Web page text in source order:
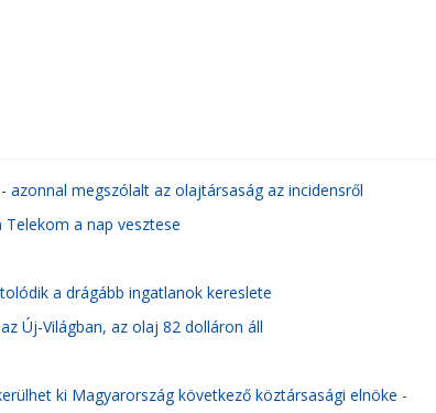
megszólalt az olajtársaság az incidensről
Telekom a nap vesztese
a drágább ingatlanok kereslete
Új-Világban, az olaj 82 dolláron áll
ki Magyarország következő köztársasági elnöke -